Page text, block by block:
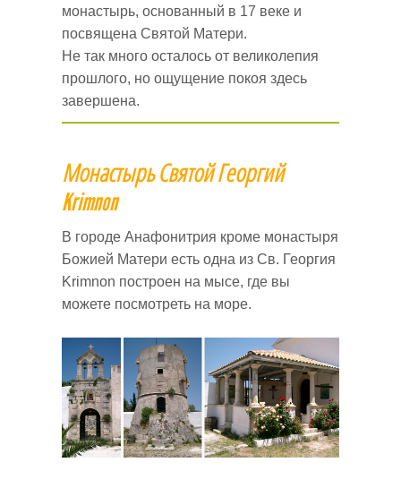
монастырь, основанный в 17 веке и
посвящена Святой Матери.
Не так много осталось от великолепия
прошлого, но ощущение покоя здесь
завершена.
Монастырь Святой Георгий
Krimnon
В городе Анафонитрия кроме монастыря
Божией Матери есть одна из Св. Георгия
Krimnon построен на мысе, где вы
можете посмотреть на море.